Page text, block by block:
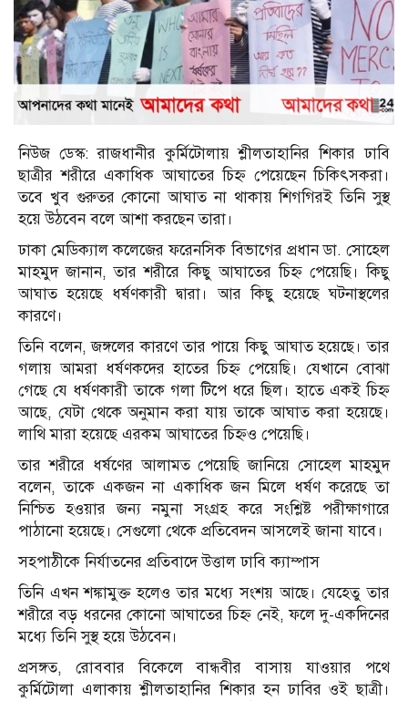
নিউজ ডেস্ক: রাজধানীর কুর্মিটোলায় শ্লীলতাহানির শিকার ঢাবি
ছাত্রীর শরীরে একাধিক আঘাতের চিহ্ন পেয়েছেন চিকিৎসকরা।
তবে খুব গুরুতর কোনো আঘাত না থাকায় শিগগিরই তিনি সুস্থ
হয়ে উঠবেন বলে আশা করছেন তারা।
ঢাকা মেডিক্যাল কলেজের ফরেনসিক বিভাগের প্রধান ডা. সোহেল
মাহমুদ জানান, তার শরীরে কিছু আঘাতের চিহ্ন পেয়েছি। কিছু
আঘাত হয়েছে ধর্ষণকারী দ্বারা। আর কিছু হয়েছে ঘটনাস্থলের
কারণে।
তিনি বলেন, জঙ্গলের কারণে তার পায়ে কিছু আঘাত হয়েছে। তার
গলায় আমরা ধর্ষণকদের হাতের চিহ্ন পেয়েছি। যেখানে বোঝা
গেছে যে ধর্ষণকারী তাকে গলা টিপে ধরে ছিল। হাতে একই চিহ্ন
আছে, যেটা থেকে অনুমান করা যায় তাকে আঘাত করা হয়েছে।
লাথি মারা হয়েছে এরকম আঘাতের চিহ্নও পেয়েছি।
তার শরীরে ধর্ষণের আলামত পেয়েছি জানিয়ে সোহেল মাহমুদ
বলেন, তাকে একজন না একাধিক জন মিলে ধর্ষণ করেছে তা
নিশ্চিত হওয়ার জন্য নমুনা সংগ্রহ করে সংশ্লিষ্ট পরীক্ষাগারে
পাঠানো হয়েছে। সেগুলো থেকে প্রতিবেদন আসলেই জানা যাবে।
সহপাঠীকে নির্যাতনের প্রতিবাদে উত্তাল ঢাবি ক্যাম্পাস
তিনি এখন শঙ্কামুক্ত হলেও তার মধ্যে সংশয় আছে। যেহেতু তার
শরীরে বড় ধরনের কোনো আঘাতের চিহ্ন নেই, ফলে দু-একদিনের
মধ্যে তিনি সুস্থ হয়ে উঠবেন।
প্রসঙ্গত, রোববার বিকেলে বান্ধবীর বাসায় যাওয়ার পথে
কুর্মিটোলা এলাকায় শ্লীলতাহানির শিকার হন ঢাবির ওই ছাত্রী।